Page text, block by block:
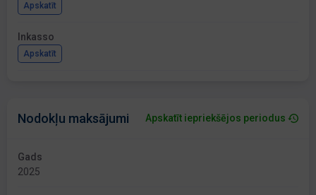
Apskatīt
Inkasso
Apskatīt
Nodokļu maksājumi Apskatīt iepriekšējos periodus
Gads
2025